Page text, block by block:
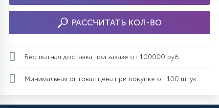
РАССЧИТАТЬ КОЛ-ВО
Бесплатная доставка при заказе от 100000 руб.
Минимальная оптовая цена при покупке от 100 штук